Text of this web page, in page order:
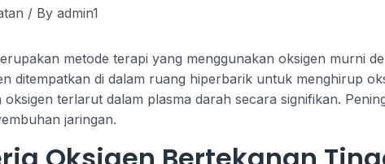
/ By admin1
metode terapi yang menggunakan oksigen murni
ditempatkan di dalam ruang hiperbarik untuk menghirup
oksigen terlarut dalam plasma darah secara signifikan.
jaringan.